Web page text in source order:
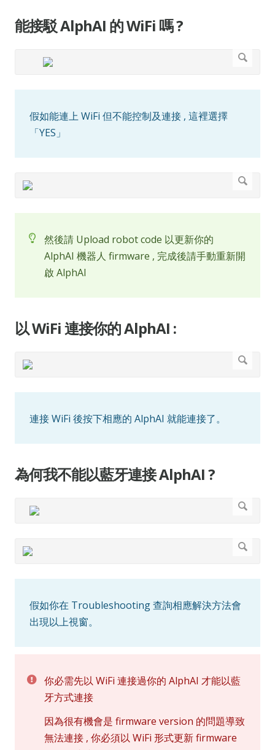
能接駁 AlphAI 的 WiFi 嗎 ?
假如能連上 WiFi 但不能控制及連接 , 這裡選擇
「YES」
然後請 Upload robot code 以更新你的
AlphAI 機器人 firmware , 完成後請手動重新開
啟 AlphAI
以 WiFi 連接你的 AlphAI :
連接 WiFi 後按下相應的 AlphAI 就能連接了。
為何我不能以藍牙連接 AlphAI ?
假如你在 Troubleshooting 查詢相應解決方法會
出現以上視窗。
你必需先以 WiFi 連接過你的 AlphAI 才能以藍
牙方式連接
因為很有機會是 firmware version 的問題導致
無法連接 , 你必須以 WiFi 形式更新 firmware